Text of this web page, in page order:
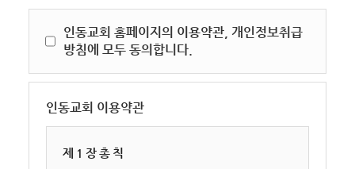
인동교회 홈페이지의 이용약관, 개인정보취급
방침에 모두 동의합니다.
인동교회 이용약관
제 1 장 총 칙